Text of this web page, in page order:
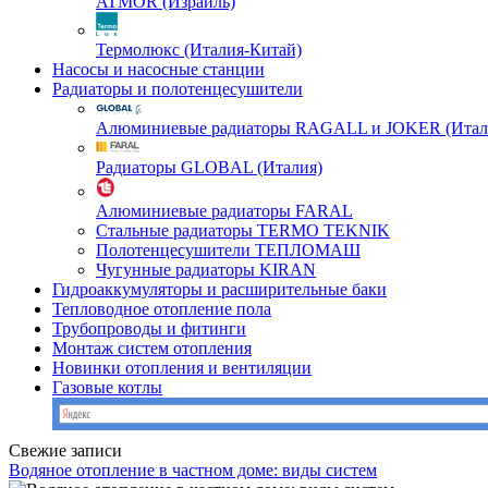
Термолюкс (Италия-Китай)
Насосы и насосные станции
Радиаторы и полотенцесушители
Алюминиевые радиаторы RAGALL и JOKER
Радиаторы GLOBAL (Италия)
Алюминиевые радиаторы FARAL
Стальные радиаторы TERMO TEKNIK
Полотенцесушители ТЕПЛОМАШ
Чугунные радиаторы KIRAN
Гидроаккумуляторы и расширительные баки
Тепловодное отопление пола
Трубопроводы и фитинги
Монтаж систем отопления
Новинки отопления и вентиляции
Газовые котлы
Свежие записи
Водяное отопление в частном доме: виды систем